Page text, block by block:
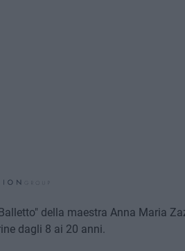
della maestra Anna Maria
dagli 8 ai 20 anni.